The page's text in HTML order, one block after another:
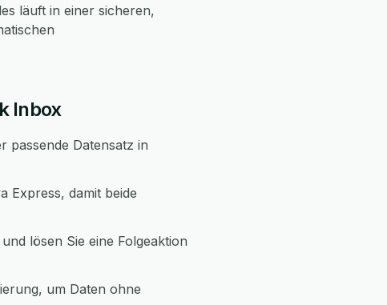
läuft in einer sicheren,
Inbox
passende Datensatz in
Express, damit beide
lösen Sie eine Folgeaktion
um Daten ohne